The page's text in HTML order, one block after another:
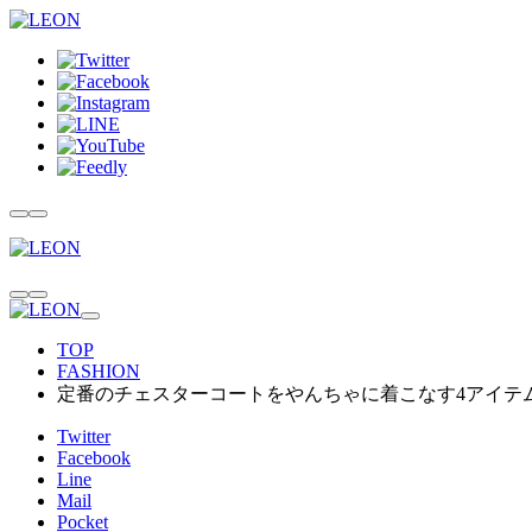
TOP
FASHION
定番のチェスターコートをやんちゃに着こなす4アイテ
Twitter
Facebook
Line
Mail
Pocket